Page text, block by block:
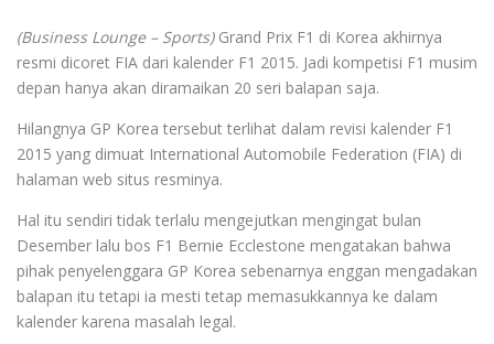
(Business Lounge – Sports)Grand Prix F1 di Korea akhirnya
resmi dicoret FIA dari kalender F1 2015. Jadi kompetisi F1 musim
depan hanya akan diramaikan 20 seri balapan saja.
Hilangnya GP Korea tersebut terlihat dalam revisi kalender F1
2015 yang dimuat International Automobile Federation (FIA) di
halaman web situs resminya.
Hal itu sendiri tidak terlalu mengejutkan mengingat bulan
Desember lalu bos F1 Bernie Ecclestone mengatakan bahwa
pihak penyelenggara GP Korea sebenarnya enggan mengadakan
balapan itu tetapi ia mesti tetap memasukkannya ke dalam
kalender karena masalah legal.